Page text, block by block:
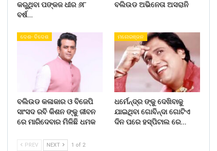
କରୁଥିବା ପଙ୍କଜ ଧୀର ୬୮
ବର୍ଷ…
ବଲିଉଡ ଅଭିନେତା ଅସରାନି
ଦେଶ- ବିଦେଶ
ବଲିଉଡ କଳାକାର ଓ ବିଜେପି
ସାଂସଦ ରବି କିଶନ ଙ୍କୁ ଜୀବନ
ରେ ମାରିଦେବାର ମିଳିଛି ଧମକ
ମନୋରଞ୍ଜନ
ଧର୍ମେନ୍ଦ୍ର ଙ୍କୁ ଦେଖିବାକୁ
ଯାଇଥିବା ଗୋବିନ୍ଦା ଗୋଟିଏ
ଦିନ ପରେ ହସ୍ପିଟାଲ ରେ…
PREV NEXT 1 of 2